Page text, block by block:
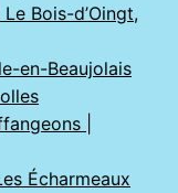
Bois-d’Oingt,
en-Beaujolais
|
Écharmeaux